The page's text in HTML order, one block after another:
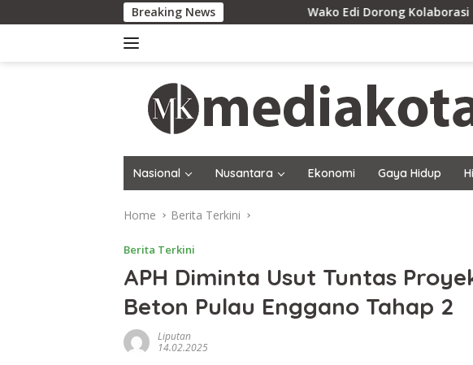
to
Breaking News Wako Edi Dorong Kolaborasi Perkuat
Nasional Nusantara Ekonomi Gaya Hidup
Home Berita Terkini
Berita Terkini
APH Diminta Usut Tuntas
Beton Pulau Enggano Tahap 2
Liputan
14.02.2025